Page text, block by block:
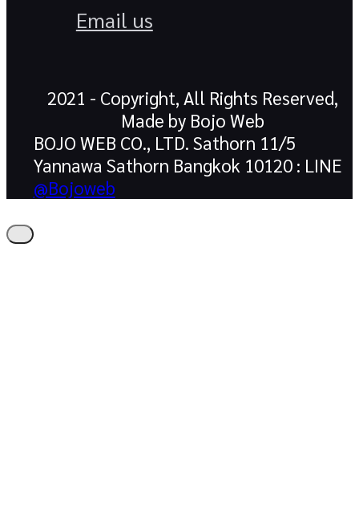
Email us
2021 - Copyright, All Rights Reserved,
Made by Bojo Web
BOJO WEB CO., LTD. Sathorn 11/5
Yannawa Sathorn Bangkok 10120 : LINE
@Bojoweb